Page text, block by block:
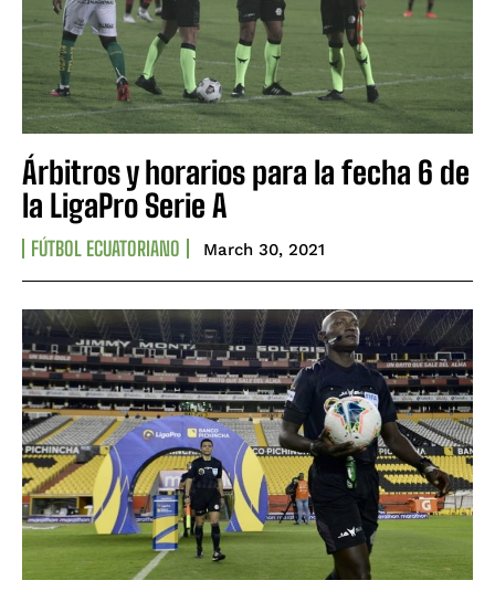
Árbitros y horarios para la fecha 6 de
la LigaPro Serie A
FÚTBOL ECUATORIANO March 30, 2021